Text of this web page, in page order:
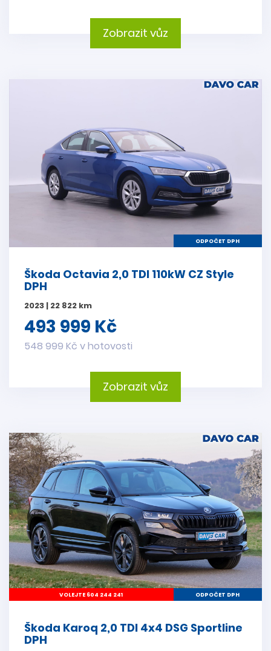
Zobrazit vůz
ODPOČET DPH
Škoda Octavia 2,0 TDI 110kW CZ Style
DPH
2023 | 22 822 km
493 999 Kč
548 999 Kč v hotovosti
Zobrazit vůz
VOLEJTE 604 244 241 ODPOČET DPH
Škoda Karoq 2,0 TDI 4x4 DSG Sportline
DPH